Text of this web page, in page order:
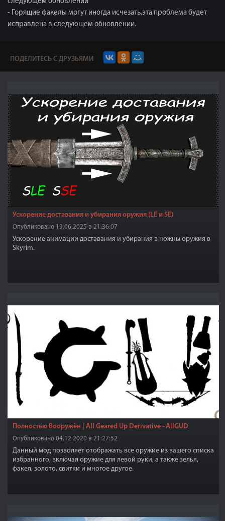
- Горящие факелы могут иногда исчезать,эта проблема будет
исправлена в следующем обновлении.
ПОДЕЛИТЕСЬ С ДРУЗЬЯМИ
Ускорение доставания и убирания оружия (LE и SE)
Опубликовано 19.06.2025 в 21:36:07
Ускорение анимации доставания и убирания в ножны оружия в
Skyrim.
Полностью Вооружён | All Geared Up Derivative - AllGUD
Опубликовано 04.12.2020 в 21:27:52
Данный мод позволяет отображать все оружие из вашего списка
избранного, включая оружие для левой руки, а также зелья,
факел, золото, свитки и многое другое.